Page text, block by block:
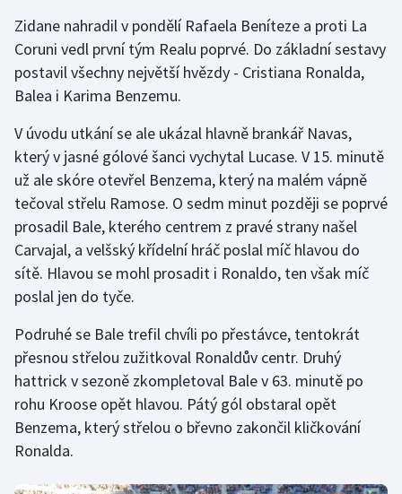
Lezení
Lyže a snowboard
Moderní pětiboj
Motorsport
Olympijské hry
Parasport
Plážový volejbal
Ragby
Rychlobruslení
Rychlostní kanoistika
Zidane nahradil v pondělí Rafaela Beníteze a proti La
Coruni vedl první tým Realu poprvé. Do základní sestavy
postavil všechny největší hvězdy - Cristiana Ronalda,
Balea i Karima Benzemu.
V úvodu utkání se ale ukázal hlavně brankář Navas,
který v jasné gólové šanci vychytal Lucase. V 15. minutě
už ale skóre otevřel Benzema, který na malém vápně
tečoval střelu Ramose. O sedm minut později se poprvé
prosadil Bale, kterého centrem z pravé strany našel
Carvajal, a velšský křídelní hráč poslal míč hlavou do
sítě. Hlavou se mohl prosadit i Ronaldo, ten však míč
poslal jen do tyče.
Podruhé se Bale trefil chvíli po přestávce, tentokrát
přesnou střelou zužitkoval Ronaldův centr. Druhý
hattrick v sezoně zkompletoval Bale v 63. minutě po
rohu Kroose opět hlavou. Pátý gól obstaral opět
Benzema, který střelou o břevno zakončil kličkování
Ronalda.